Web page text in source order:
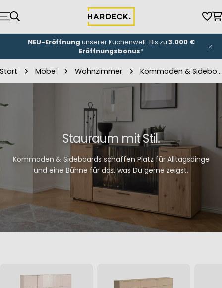
Inhalt
springen
NEU-Eröffnung unserer Küchenwelt: Bis zu 3.000 €
Eröffnungsbonus*
Start Möbel Wohnzimmer Kommoden & Sideboards
Stauraum mit Stil.
Kommoden & Sideboards schaffen Platz für Alltagsdinge
und eine Bühne für das, was Du gerne zeigst.